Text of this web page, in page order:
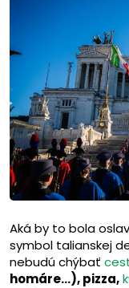
Aká by to bola
symbol talianskej
nebudú chýbať
homáre…), pizza,